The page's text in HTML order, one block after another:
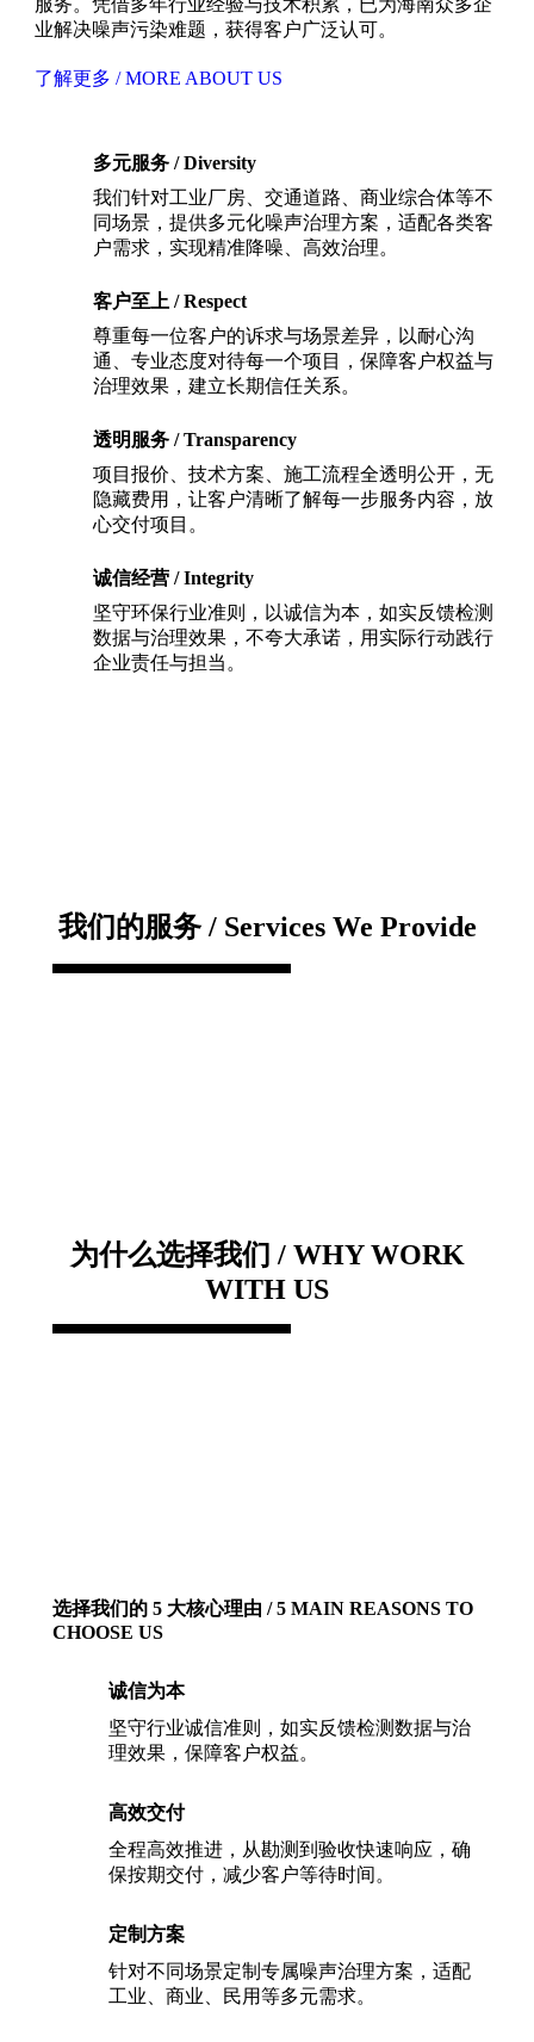
业解决噪声污染难题，获得客户广泛认可。
了解更多 / MORE ABOUT US
多元服务 / Diversity
我们针对工业厂房、交通道路、商业综合体等不
同场景，提供多元化噪声治理方案，适配各类客
户需求，实现精准降噪、高效治理。
客户至上 / Respect
尊重每一位客户的诉求与场景差异，以耐心沟
通、专业态度对待每一个项目，保障客户权益与
治理效果，建立长期信任关系。
透明服务 / Transparency
项目报价、技术方案、施工流程全透明公开，无
隐藏费用，让客户清晰了解每一步服务内容，放
心交付项目。
诚信经营 / Integrity
坚守环保行业准则，以诚信为本，如实反馈检测
数据与治理效果，不夸大承诺，用实际行动践行
企业责任与担当。
我们的服务 / Services We Provide
为什么选择我们 / WHY WORK
WITH US
选择我们的 5 大核心理由 / 5 MAIN REASONS TO
CHOOSE US
诚信为本
坚守行业诚信准则，如实反馈检测数据与治
理效果，保障客户权益。
高效交付
全程高效推进，从勘测到验收快速响应，确
保按期交付，减少客户等待时间。
定制方案
针对不同场景定制专属噪声治理方案，适配
工业、商业、民用等多元需求。